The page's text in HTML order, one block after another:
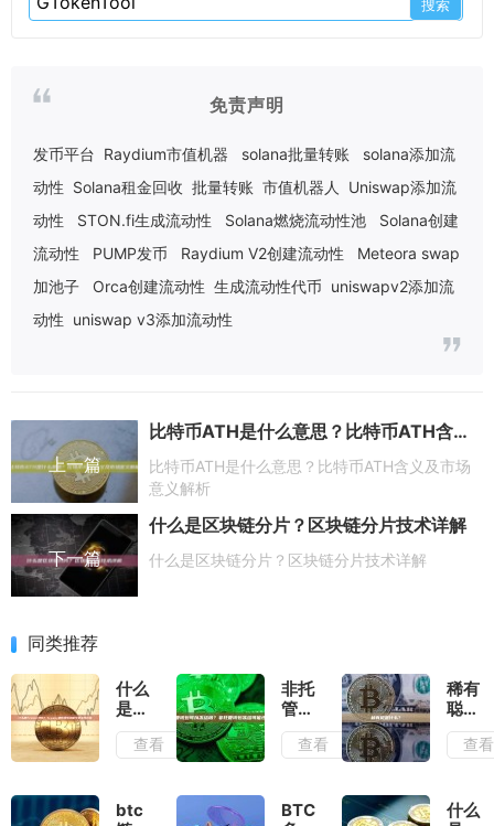
免责声明
发币平台 Raydium市值机器 solana批量转账
solana添加流
动性 Solana租金回收 批量转账 市值机器人
Uniswap添加流
动性
STON.fi生成流动性 Solana燃烧流动性池
Solana创建
流动性
PUMP发币 Raydium V2创建流动性
Meteora swap
加池子
Orca创建流动性 生成流动性代币 uniswapv2添加流
动性 uniswap v3添加流动性
上一篇
比特币ATH是什么意思？比特币ATH含义及市场意义解析
比特币ATH是什么意思？比特币ATH含义及市场
意义解析
下一篇
什么是区块链分片？区块链分片技术详解
什么是区块链分片？区块链分片技术详解
同类推荐
什么
是
Trezor
硬件
查看
非托
管钱
包可
以冻
非托
查看
稀有
聪是
什
么？
查看
btc
BTC
什么